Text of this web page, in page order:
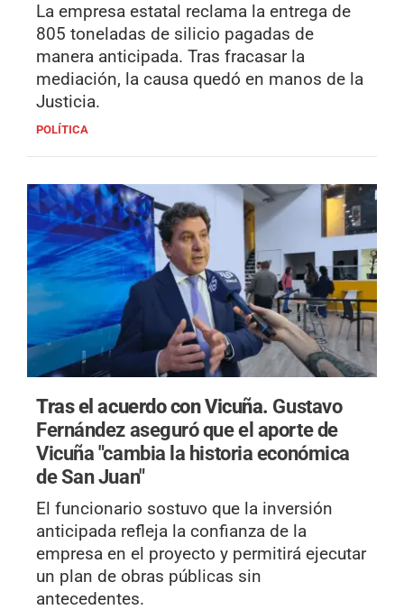
La empresa estatal reclama la entrega de
805 toneladas de silicio pagadas de
manera anticipada. Tras fracasar la
mediación, la causa quedó en manos de la
Justicia.
POLÍTICA
Tras el acuerdo con Vicuña. Gustavo
Fernández aseguró que el aporte de
Vicuña "cambia la historia económica
de San Juan"
El funcionario sostuvo que la inversión
anticipada refleja la confianza de la
empresa en el proyecto y permitirá ejecutar
un plan de obras públicas sin
antecedentes.